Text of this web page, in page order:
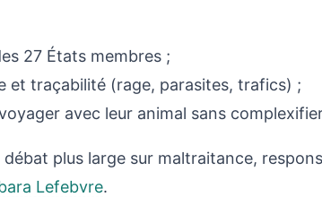
27 États membres ;
et traçabilité (rage, parasites, trafics) ;
avec leur animal sans
débat plus large sur maltraitance,
Lefebvre.